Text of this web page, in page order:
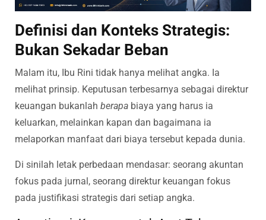
Definisi dan Konteks Strategis:
Bukan Sekadar Beban
Malam itu, Ibu Rini tidak hanya melihat angka. Ia
melihat prinsip. Keputusan terbesarnya sebagai direktur
keuangan bukanlah berapa biaya yang harus ia
keluarkan, melainkan kapan dan bagaimana ia
melaporkan manfaat dari biaya tersebut kepada dunia.
Di sinilah letak perbedaan mendasar: seorang akuntan
fokus pada jurnal, seorang direktur keuangan fokus
pada justifikasi strategis dari setiap angka.